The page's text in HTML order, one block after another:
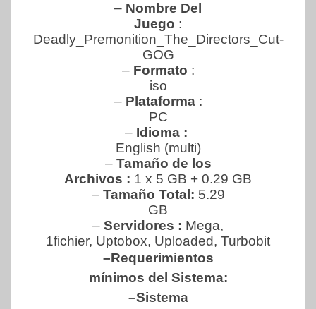
– Nombre Del
Juego :
Deadly_Premonition_The_Directors_Cut-
GOG
– Formato :
iso
– Plataforma :
PC
– Idioma :
English (multi)
– Tamaño de los
Archivos : 1 x 5 GB + 0.29 GB
– Tamaño Total: 5.29
GB
– Servidores : Mega,
1fichier, Uptobox, Uploaded, Turbobit
–Requerimientos
mínimos del Sistema:
–Sistema